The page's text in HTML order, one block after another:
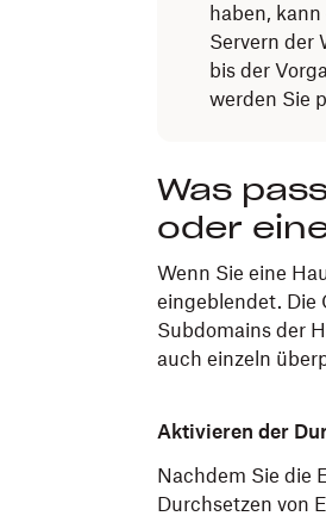
haben,
Servern der
bis der
werden Sie
Was
oder
Wenn Sie eine
eingeblendet. Die
Subdomains der
auch einzeln
Aktivieren der
Nachdem Sie die
Durchsetzen von